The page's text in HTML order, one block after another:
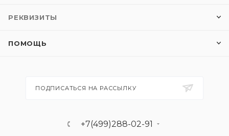
РЕКВИЗИТЫ
ПОМОЩЬ
ПОДПИСАТЬСЯ НА РАССЫЛКУ
+7(499)288-02-91